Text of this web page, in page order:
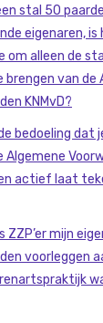
stal 50
eigenaren, is
om alleen de
brengen van de
KNMvD?
bedoeling dat
Algemene
actief laat
ZZP’er mijn
voorleggen